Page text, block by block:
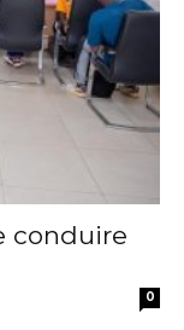
conduire
0